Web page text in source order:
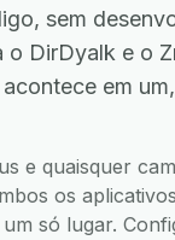
sem
DirDyalk e o
em
e quaisquer
os
só lugar.